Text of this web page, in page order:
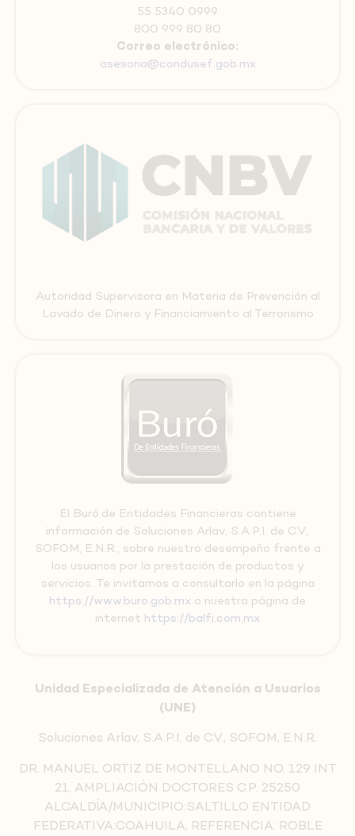
55 5340 0999
800 999 80 80
Correo electrónico:
asesoria@condusef.gob.mx
Autoridad Supervisora en Materia de Prevención al
Lavado de Dinero y Financiamiento al Terrorismo
El Buró de Entidades Financieras contiene
información de Soluciones Arlav, S.A.P.I. de C.V.,
SOFOM, E.N.R., sobre nuestro desempeño frente a
los usuarios por la prestación de productos y
servicios. Te invitamos a consultarlo en la página
https://www.buro.gob.mx o nuestra página de
internet https://balfi.com.mx
Unidad Especializada de Atención a Usuarios
(UNE)
Soluciones Arlav, S.A.P.I. de C.V., SOFOM, E.N.R.
DR. MANUEL ORTIZ DE MONTELLANO NO. 129 INT
21, AMPLIACIÓN DOCTORES C.P. 25250
ALCALDÍA/MUNICIPIO:SALTILLO ENTIDAD
FEDERATIVA:COAHUILA, REFERENCIA: ROBLE